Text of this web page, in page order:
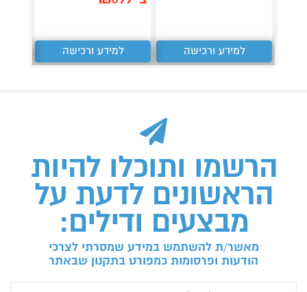
למידע ורכישה למידע ורכישה
הרשמו ותוכלו להיות
הראשונים לדעת על
מבצעים ודילים:
מאשר/ת להשתמש במידע שמסרתי לצרכי
הודעות ופרסומות כמפורט בתקנון שבאתר